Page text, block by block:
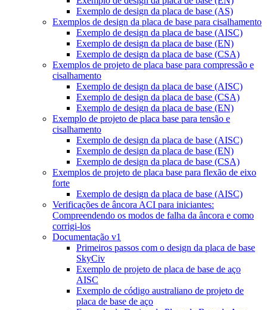
Exemplo de design da placa de base (AS)
Exemplos de design da placa de base para cisalhamento
Exemplo de design da placa de base (AISC)
Exemplo de design da placa de base (EN)
Exemplo de design da placa de base (CSA)
Exemplos de projeto de placa base para compressão e
cisalhamento
Exemplo de design da placa de base (AISC)
Exemplo de design da placa de base (CSA)
Exemplo de design da placa de base (EN)
Exemplo de projeto de placa base para tensão e
cisalhamento
Exemplo de design da placa de base (AISC)
Exemplo de design da placa de base (EN)
Exemplo de design da placa de base (CSA)
Exemplos de projeto de placa base para flexão de eixo
forte
Exemplo de design da placa de base (AISC)
Verificações de âncora ACI para iniciantes:
Compreendendo os modos de falha da âncora e como
corrigi-los
Documentação v1
Primeiros passos com o design da placa de base
SkyCiv
Exemplo de projeto de placa de base de aço
AISC
Exemplo de código australiano de projeto de
placa de base de aço